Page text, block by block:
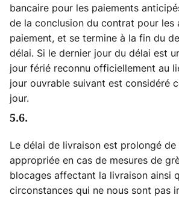
bancaire pour les paiements
de la conclusion du contrat pour les
paiement, et se termine à la fin du
délai. Si le dernier jour du délai est
jour férié reconnu officiellement au
jour ouvrable suivant est considéré
jour.
5.6.
Le délai de livraison est prolongé de
appropriée en cas de mesures de
blocages affectant la livraison ainsi
circonstances qui ne nous sont pas